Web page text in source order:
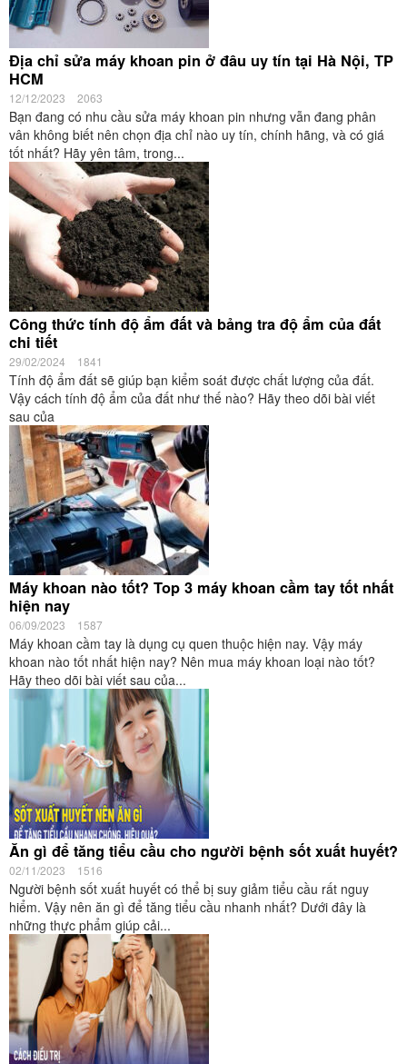
Địa chỉ sửa máy khoan pin ở đâu uy tín tại Hà Nội, TP
HCM
12/12/2023 2063
Bạn đang có nhu cầu sửa máy khoan pin nhưng vẫn đang phân
vân không biết nên chọn địa chỉ nào uy tín, chính hãng, và có giá
tốt nhất? Hãy yên tâm, trong...
Công thức tính độ ẩm đất và bảng tra độ ẩm của đất
chi tiết
29/02/2024 1841
Tính độ ẩm đất sẽ giúp bạn kiểm soát được chất lượng của đất.
Vậy cách tính độ ẩm của đất như thế nào? Hãy theo dõi bài viết
sau của
Máy khoan nào tốt? Top 3 máy khoan cầm tay tốt nhất
hiện nay
06/09/2023 1587
Máy khoan cầm tay là dụng cụ quen thuộc hiện nay. Vậy máy
khoan nào tốt nhất hiện nay? Nên mua máy khoan loại nào tốt?
Hãy theo dõi bài viết sau của...
Ăn gì để tăng tiểu cầu cho người bệnh sốt xuất huyết?
02/11/2023 1516
Người bệnh sốt xuất huyết có thể bị suy giảm tiểu cầu rất nguy
hiểm. Vậy nên ăn gì để tăng tiểu cầu nhanh nhất? Dưới đây là
những thực phẩm giúp cải...